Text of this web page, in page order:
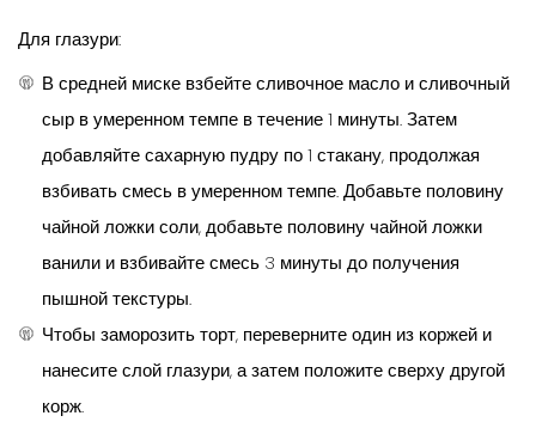
Для глазури:
В средней миске взбейте сливочное масло и сливочный
сыр в умеренном темпе в течение 1 минуты. Затем
добавляйте сахарную пудру по 1 стакану, продолжая
взбивать смесь в умеренном темпе. Добавьте половину
чайной ложки соли, добавьте половину чайной ложки
ванили и взбивайте смесь 3 минуты до получения
пышной текстуры.
Чтобы заморозить торт, переверните один из коржей и
нанесите слой глазури, а затем положите сверху другой
корж.